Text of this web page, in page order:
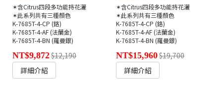
✶含Citrus四段多功能持花灑
✶此系列共有三種顏色
K-7685T-4-CP (鉻)
K-7685T-4-AF (法蘭金)
K-7685T-4-BN (羅曼銀)
NT$9,872$12,190
詳細介紹
✶含Citrus四段多功能持花灑
✶此系列共有三種顏色
K-7685T-4-CP (鉻)
K-7685T-4-AF (法蘭金)
K-7685T-4-BN (羅曼銀)
NT$15,960$19,700
詳細介紹